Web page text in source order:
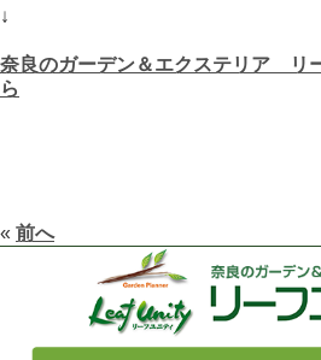
↓
奈良のガーデン＆エクステリア リ
ら
« 前へ